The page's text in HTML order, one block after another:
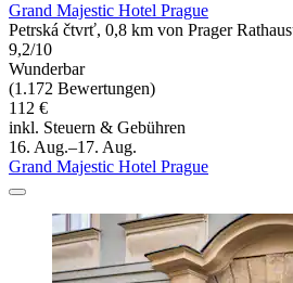
Grand Majestic Hotel Prague
Petrská čtvrť, 0,8 km von Prager
9,2/10
Wunderbar
(1.172 Bewertungen)
112 €
inkl. Steuern & Gebühren
16. Aug.–17. Aug.
Grand Majestic Hotel Prague